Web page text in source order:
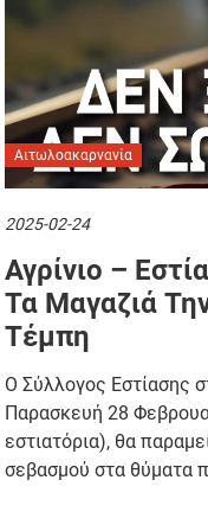
Αιτωλοακαρνανία
2025-02-24
Αγρίνιο –
Τα Μαγαζιά
Τέμπη
Ο Σύλλογος Εστίασης
Παρασκευή 28
εστιατόρια), θα
σεβασμού στα θύματα